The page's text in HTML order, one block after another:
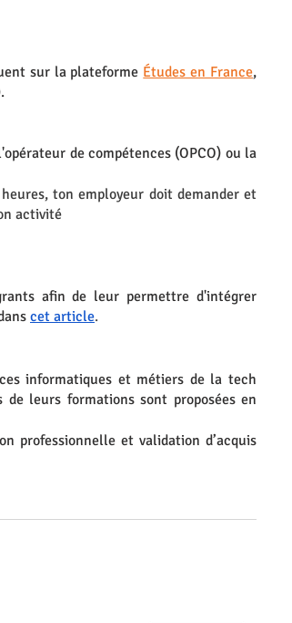
sur la plateforme Études en France,
de compétences (OPCO) ou la
ton employeur doit demander et
activité
afin de leur permettre d'intégrer
cet article.
informatiques et métiers de la tech
leurs formations sont proposées en
professionnelle et validation d’acquis